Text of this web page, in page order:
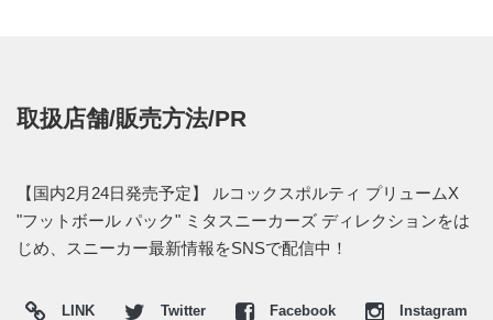
の羽"を意味する"PLUME"をプロダクトネームに冠して展開
LINEと呼ばれるガードをあしらい、スパイクには耐久性に優
れたダイレクトインジェクションを採用するなど、独創的な
デザインと優れた機能性を兼備し、多くのフットボールプレ
本作ではアッパーデザインをベースに前足部には、優れた風
取扱店舗/販売方法/PR
【国内2月24日発売予定】 ルコックスポルティ プリュームX
"フットボール パック" ミタスニーカーズ ディレクションをは
じめ、スニーカー最新情報をSNSで配信中！
LINK Twitter Facebook Instagram